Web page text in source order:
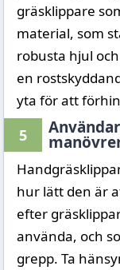
gräsklippare
material, som
robusta hjul
en
yta för att
5
hur lätt den är
efter
använda, och
grepp. Ta